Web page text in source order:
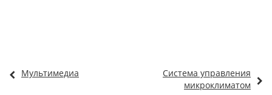
Мультимедиа
Система управления
микроклиматом